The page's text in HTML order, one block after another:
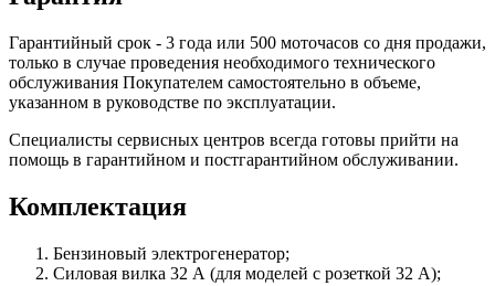
Гарантийный срок - 3 года или 500 моточасов со дня продажи,
только в случае проведения необходимого технического
обслуживания Покупателем самостоятельно в объеме,
указанном в руководстве по эксплуатации.
Специалисты сервисных центров всегда готовы прийти на
помощь в гарантийном и постгарантийном обслуживании.
Комплектация
Бензиновый электрогенератор;
Силовая вилка 32 А (для моделей с розеткой 32 А);